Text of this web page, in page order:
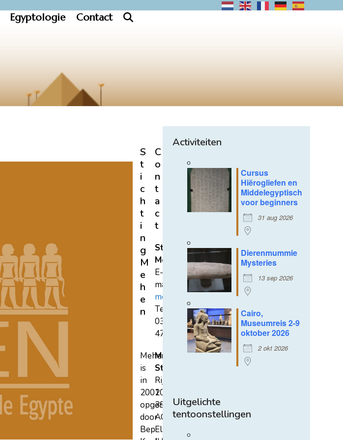
Egyptologie Contact
Activiteiten
Cursus
Hiërogliefen en
Middelegyptisch
voor beginners
31 aug 2026
Dierenmummie
Mysteries
13 sep 2026
Cairo,
Museumreis 2-9
oktober 2026
2 okt 2026
Uitgelichte
tentoonstellingen
S
t
i
c
h
t
i
n
g
M
e
h
e
n
Mehen
is
in
2002
opgericht
door
Bep
C
o
n
t
a
c
t
Stichting
Mehen
E-
mail:
mehen@hetnet.nl
Tel.:
0318-
471689
Mehen
Studiecentrum
Rijksstraatweg
107A
3921
AC
Elst